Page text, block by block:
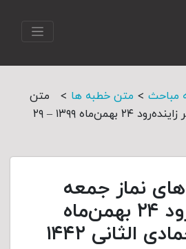
مباحث > متن خطبه ها >
متن
خطبه‌های نماز جمعه شهر زاینده‌رود ۲۴ بهمن‌‌ماه ۱۳۹۹ – ۲۹
نماز جمعه
شهر زاینده‌رود ۲۴ بهمن‌‌ماه